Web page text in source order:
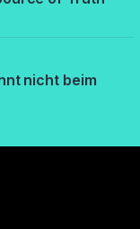
nicht beim